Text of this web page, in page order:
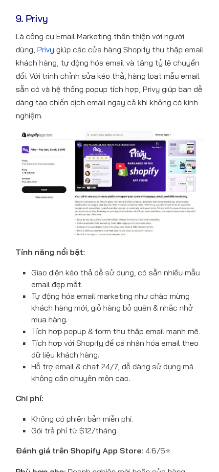
9. Privy
Là công cụ Email Marketing thân thiện với người
dùng, Privy giúp các cửa hàng Shopify thu thập email
khách hàng, tự động hóa email và tăng tỷ lệ chuyển
đổi. Với trình chỉnh sửa kéo thả, hàng loạt mẫu email
sẵn có và hệ thống popup tích hợp, Privy giúp bạn dễ
dàng tạo chiến dịch email ngay cả khi không có kinh
nghiệm.
Tính năng nổi bật:
Giao diện kéo thả dễ sử dụng, có sẵn nhiều mẫu
email đẹp mắt.
Tự động hóa email marketing như chào mừng
khách hàng mới, giỏ hàng bỏ quên & nhắc nhở
mua hàng.
Tích hợp popup & form thu thập email mạnh mẽ.
Tích hợp với Shopify để cá nhân hóa email theo
dữ liệu khách hàng.
Hỗ trợ email & chat 24/7, dễ dàng sử dụng mà
không cần chuyên môn cao.
Chi phí:
Không có phiên bản miễn phí.
Gói trả phí từ $12/tháng.
Đánh giá trên Shopify App Store: 4.6/5⭐
Table
content
Email
Marketing
Công
Email